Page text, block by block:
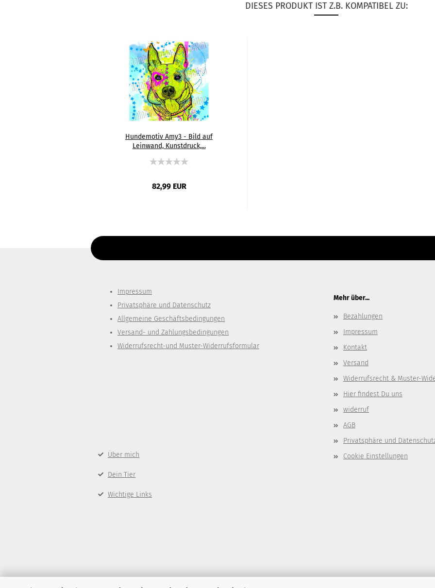
DIESES PRODUKT IST Z.B. KOMPATIBEL ZU:
Hundemotiv Amy3 - Bild auf
Leinwand, Kunstdruck,...
82,99 EUR
Impressum
Privatsphäre und Datenschutz
Allgemeine Geschäftsbedingungen
Versand- und Zahlungsbedingungen
Widerrufsrecht-und Muster-Widerrufsformular
Mehr über...
Bezahlungen
Impressum
Kontakt
Versand
Widerrufsrecht & Muster-
Hier findest Du uns
widerruf
AGB
Privatsphäre und
Cookie Einstellungen
Über mich
Dein Tier
Wichtige Links